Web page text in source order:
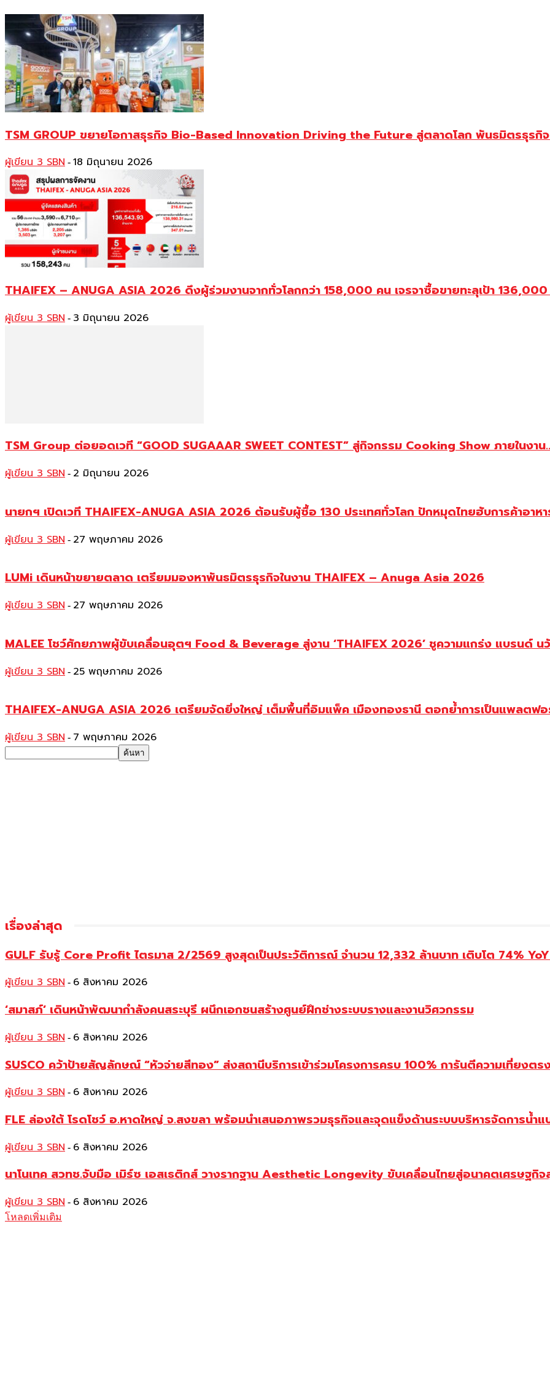
TSM GROUP ขยายโอกาสธุรกิจ Bio-Based Innovation Driving the Future สู่ตลาดโลก พันธมิตรธุรกิ
ผู้เขียน 3 SBN - 18 มิถุนายน 2026
THAIFEX – ANUGA ASIA 2026 ดึงผู้ร่วมงานจากทั่วโลกกว่า 158,000 คน เจรจาซื้อขายทะลุเป้า 136,000
ผู้เขียน 3 SBN - 3 มิถุนายน 2026
TSM Group ต่อยอดเวที “GOOD SUGAAAR SWEET CONTEST” สู่กิจกรรม Cooking Show ภายในงาน
ผู้เขียน 3 SBN - 2 มิถุนายน 2026
นายกฯ เปิดเวที THAIFEX-ANUGA ASIA 2026 ต้อนรับผู้ซื้อ 130 ประเทศทั่วโลก ปักหมุดไทยฮับการค้าอาหา
ผู้เขียน 3 SBN - 27 พฤษภาคม 2026
LUMi เดินหน้าขยายตลาด เตรียมมองหาพันธมิตรธุรกิจในงาน THAIFEX – Anuga Asia 2026
ผู้เขียน 3 SBN - 27 พฤษภาคม 2026
MALEE โชว์ศักยภาพผู้ขับเคลื่อนอุตฯ Food & Beverage สู่งาน ‘THAIFEX 2026’ ชูความแกร่ง แบรนด์ น
ผู้เขียน 3 SBN - 25 พฤษภาคม 2026
THAIFEX-ANUGA ASIA 2026 เตรียมจัดยิ่งใหญ่ เต็มพื้นที่อิมแพ็ค เมืองทองธานี ตอกย้ำการเป็นแพลตฟอ
ผู้เขียน 3 SBN - 7 พฤษภาคม 2026
เรื่องล่าสุด
GULF รับรู้ Core Profit ไตรมาส 2/2569 สูงสุดเป็นประวัติการณ์ จำนวน 12,332 ล้านบาท เติบโต 74%
ผู้เขียน 3 SBN - 6 สิงหาคม 2026
‘สมาสภ์’ เดินหน้าพัฒนากำลังคนสระบุรี ผนึกเอกชนสร้างศูนย์ฝึกช่างระบบรางและงานวิศวกรรม
ผู้เขียน 3 SBN - 6 สิงหาคม 2026
SUSCO คว้าป้ายสัญลักษณ์ “หัวจ่ายสีทอง” ส่งสถานีบริการเข้าร่วมโครงการครบ 100% การันตีความเที่ยงตร
ผู้เขียน 3 SBN - 6 สิงหาคม 2026
FLE ล่องใต้ โรดโชว์ อ.หาดใหญ่ จ.สงขลา พร้อมนำเสนอภาพรวมธุรกิจและจุดแข็งด้านระบบบริหารจัดการน้
ผู้เขียน 3 SBN - 6 สิงหาคม 2026
นาโนเทค สวทช.จับมือ เมิร์ซ เอสเธติกส์ วางรากฐาน Aesthetic Longevity ขับเคลื่อนไทยสู่อนาคตเศรษฐกิ
ผู้เขียน 3 SBN - 6 สิงหาคม 2026
โหลดเพิ่มเติม